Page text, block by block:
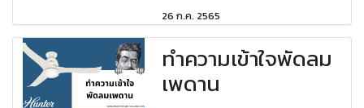
26 ก.ค. 2565
ทำความเข้าใจพัดลม
เพดาน